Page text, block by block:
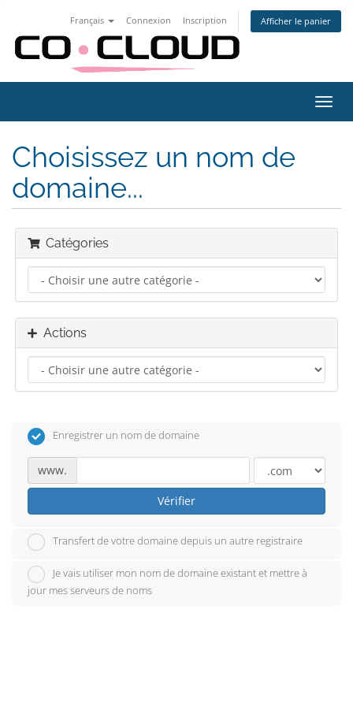
Français Connexion Inscription Afficher le panier
la
Choisissez un nom de
domaine...
Catégories
Actions
Enregistrer un nom de domaine
www.
Vérifier
Transfert de votre domaine depuis un autre registraire
Je vais utiliser mon nom de domaine existant et mettre à
jour mes serveurs de noms